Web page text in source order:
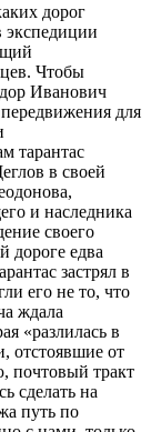
дорог
экспедиции
Чтобы
Иванович
для
тарантас
в своей
и наследника
своего
дороге едва
застрял в
его не то, что
ждала
«разлилась в
отстоявшие от
почтовый тракт
сделать на
путь по